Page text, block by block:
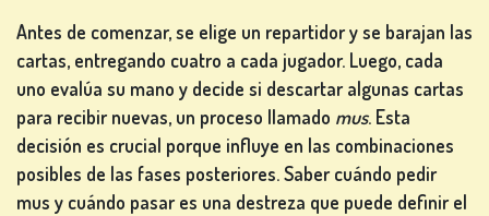
JUEGOS
DE
PÓKER
Antes de comenzar, se elige un repartidor y se barajan las
cartas, entregando cuatro a cada jugador. Luego, cada
uno evalúa su mano y decide si descartar algunas cartas
para recibir nuevas, un proceso llamado mus. Esta
decisión es crucial porque influye en las combinaciones
posibles de las fases posteriores. Saber cuándo pedir
mus y cuándo pasar es una destreza que puede definir el